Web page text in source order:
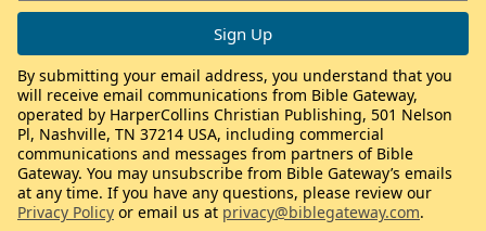
By submitting your email address, you understand that you
will receive email communications from Bible Gateway,
operated by HarperCollins Christian Publishing, 501 Nelson
Pl, Nashville, TN 37214 USA, including commercial
communications and messages from partners of Bible
Gateway. You may unsubscribe from Bible Gateway’s emails
at any time. If you have any questions, please review our
Privacy Policy or email us at privacy@biblegateway.com.